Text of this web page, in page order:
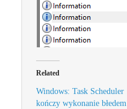
Related
Windows: Task Scheduler
kończy wykonanie błedem